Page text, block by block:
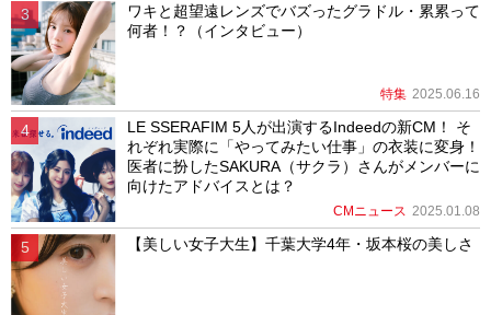
ワキと超望遠レンズでバズったグラドル・累累って
何者！？（インタビュー）
特集 2025.06.16
LE SSERAFIM 5人が出演するIndeedの新CM！ そ
れぞれ実際に「やってみたい仕事」の衣装に変身！
医者に扮したSAKURA（サクラ）さんがメンバーに
向けたアドバイスとは？
CMニュース 2025.01.08
【美しい女子大生】千葉大学4年・坂本桜の美しさ